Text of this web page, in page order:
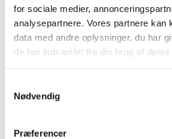
for sociale medier,
analysepartnere. Vores partnere kan
data med andre oplysninger, du har
de har indsamlet fra din brug af deres
Nødvendig
Præferencer
Referat Astrup Menighedsråd d.
Menighedsråd 09-03-23.pdf